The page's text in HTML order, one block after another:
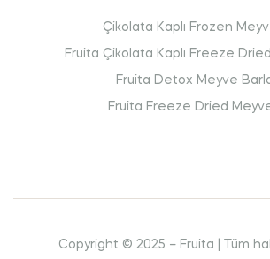
Çikolata Kaplı Frozen
Fruita Çikolata Kaplı Freeze
Fruita Detox Meyve
Fruita Freeze Dried
Copyright © 2025 – Fruita | Tüm